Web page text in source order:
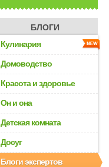
БЛОГИ
Кулинария
Домоводство
Красота и здоровье
Он и она
Детская комната
Досуг
Блоги экспертов